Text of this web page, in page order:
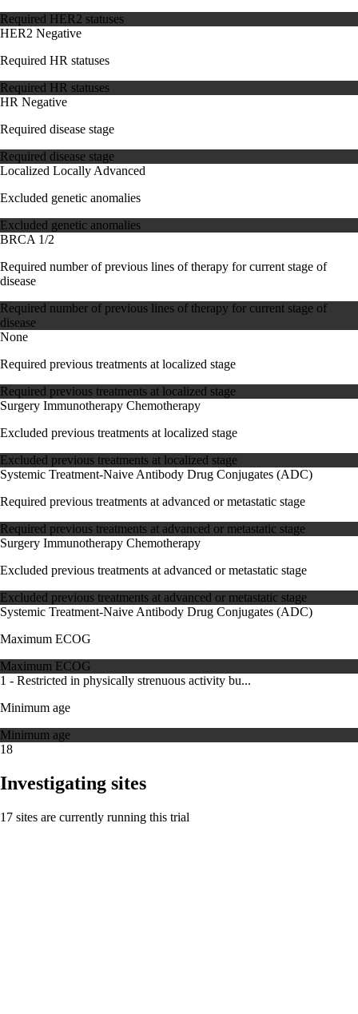
Required HER2 statuses
HER2 Negative
Required HR statuses
Required HR statuses
HR Negative
Required disease stage
Required disease stage
Localized Locally Advanced
Excluded genetic anomalies
Excluded genetic anomalies
BRCA 1/2
Required number of previous lines of therapy for current stage of
disease
Required number of previous lines of therapy for current stage of
disease
None
Required previous treatments at localized stage
Required previous treatments at localized stage
Surgery Immunotherapy Chemotherapy
Excluded previous treatments at localized stage
Excluded previous treatments at localized stage
Systemic Treatment-Naive Antibody Drug Conjugates (ADC)
Required previous treatments at advanced or metastatic stage
Required previous treatments at advanced or metastatic stage
Surgery Immunotherapy Chemotherapy
Excluded previous treatments at advanced or metastatic stage
Excluded previous treatments at advanced or metastatic stage
Systemic Treatment-Naive Antibody Drug Conjugates (ADC)
Maximum ECOG
Maximum ECOG
1 - Restricted in physically strenuous activity bu...
Minimum age
Minimum age
18
Investigating sites
17 sites are currently running this trial